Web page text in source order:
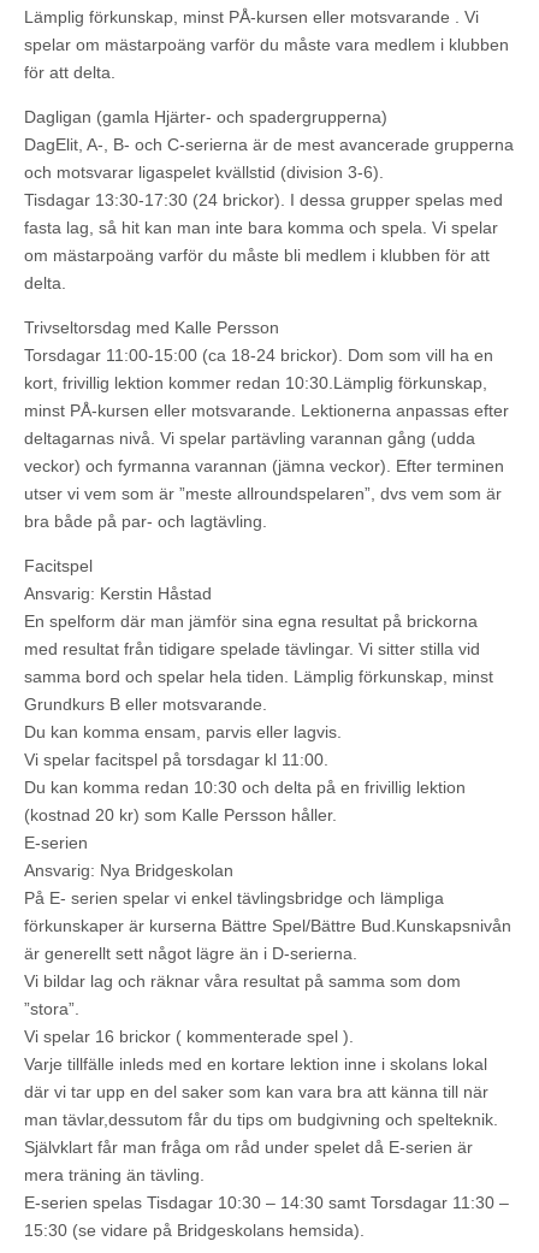
Lämplig förkunskap, minst PÅ-kursen eller motsvarande . Vi
spelar om mästarpoäng varför du måste vara medlem i klubben
för att delta.
Dagligan (gamla Hjärter- och spadergrupperna)
DagElit, A-, B- och C-serierna är de mest avancerade grupperna
och motsvarar ligaspelet kvällstid (division 3-6).
Tisdagar 13:30-17:30 (24 brickor). I dessa grupper spelas med
fasta lag, så hit kan man inte bara komma och spela. Vi spelar
om mästarpoäng varför du måste bli medlem i klubben för att
delta.
Trivseltorsdag med Kalle Persson
Torsdagar 11:00-15:00 (ca 18-24 brickor). Dom som vill ha en
kort, frivillig lektion kommer redan 10:30.Lämplig förkunskap,
minst PÅ-kursen eller motsvarande. Lektionerna anpassas efter
deltagarnas nivå. Vi spelar partävling varannan gång (udda
veckor) och fyrmanna varannan (jämna veckor). Efter terminen
utser vi vem som är ”meste allroundspelaren”, dvs vem som är
bra både på par- och lagtävling.
Facitspel
Ansvarig: Kerstin Håstad
En spelform där man jämför sina egna resultat på brickorna
med resultat från tidigare spelade tävlingar. Vi sitter stilla vid
samma bord och spelar hela tiden. Lämplig förkunskap, minst
Grundkurs B eller motsvarande.
Du kan komma ensam, parvis eller lagvis.
Vi spelar facitspel på torsdagar kl 11:00.
Du kan komma redan 10:30 och delta på en frivillig lektion
(kostnad 20 kr) som Kalle Persson håller.
E-serien
Ansvarig: Nya Bridgeskolan
På E- serien spelar vi enkel tävlingsbridge och lämpliga
förkunskaper är kurserna Bättre Spel/Bättre Bud.Kunskapsnivån
är generellt sett något lägre än i D-serierna.
Vi bildar lag och räknar våra resultat på samma som dom
”stora”.
Vi spelar 16 brickor ( kommenterade spel ).
Varje tillfälle inleds med en kortare lektion inne i skolans lokal
där vi tar upp en del saker som kan vara bra att känna till när
man tävlar,dessutom får du tips om budgivning och spelteknik.
Självklart får man fråga om råd under spelet då E-serien är
mera träning än tävling.
E-serien spelas Tisdagar 10:30 – 14:30 samt Torsdagar 11:30 –
15:30 (se vidare på Bridgeskolans hemsida).